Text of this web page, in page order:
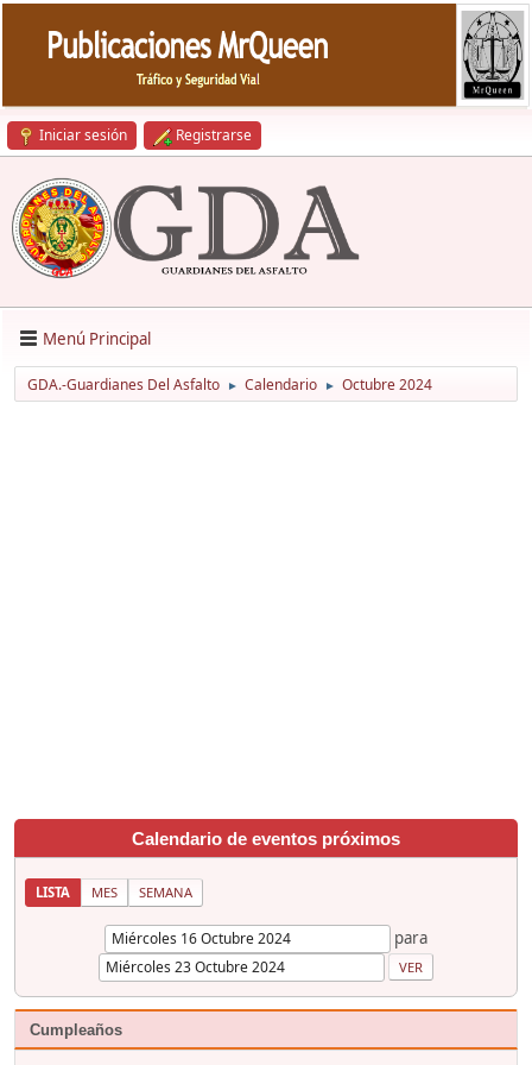
Iniciar sesión Registrarse
Menú Principal
GDA.-Guardianes Del Asfalto ► Calendario ► Octubre 2024
Calendario de eventos próximos
LISTA MES SEMANA
para
Cumpleaños